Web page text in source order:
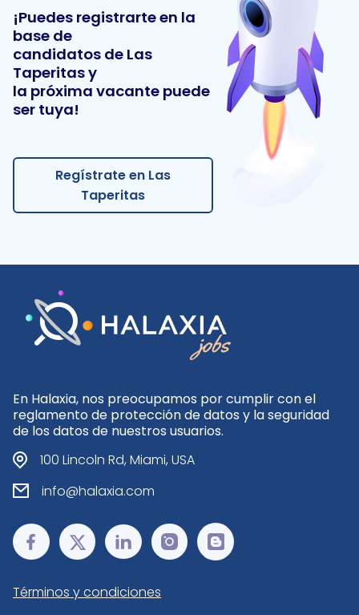
¡Puedes registrarte en la
base de
candidatos de Las
Taperitasy
la próxima vacante puede
ser tuya!
Regístrate en Las
Taperitas
En Halaxia, nos preocupamos por cumplir con el
reglamento de protección de datos y la seguridad
de los datos de nuestros usuarios.
100 Lincoln Rd, Miami, USA
info@halaxia.com
Términos y condiciones